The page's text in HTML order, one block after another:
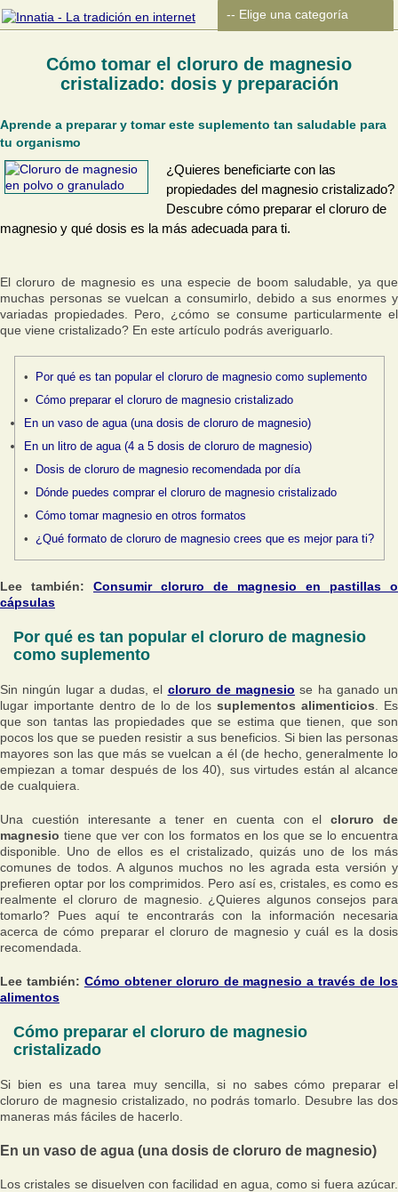
Cómo tomar el cloruro de magnesio
cristalizado: dosis y preparación
Aprende a preparar y tomar este suplemento tan saludable para
tu organismo
¿Quieres beneficiarte con las
propiedades del magnesio cristalizado?
Descubre cómo preparar el cloruro de
magnesio y qué dosis es la más adecuada para ti.
El cloruro de magnesio es una especie de boom saludable, ya que
muchas personas se vuelcan a consumirlo, debido a sus enormes y
variadas propiedades. Pero, ¿cómo se consume particularmente el
que viene cristalizado? En este artículo podrás averiguarlo.
Por qué es tan popular el cloruro de magnesio como suplemento
Cómo preparar el cloruro de magnesio cristalizado
En un vaso de agua (una dosis de cloruro de magnesio)
En un litro de agua (4 a 5 dosis de cloruro de magnesio)
Dosis de cloruro de magnesio recomendada por día
Dónde puedes comprar el cloruro de magnesio cristalizado
Cómo tomar magnesio en otros formatos
¿Qué formato de cloruro de magnesio crees que es mejor para ti?
Lee también: Consumir cloruro de magnesio en pastillas o
cápsulas
Por qué es tan popular el cloruro de magnesio
como suplemento
Sin ningún lugar a dudas, el cloruro de magnesio se ha ganado un
lugar importante dentro de lo de los suplementos alimenticios . Es
que son tantas las propiedades que se estima que tienen, que son
pocos los que se pueden resistir a sus beneficios. Si bien las personas
mayores son las que más se vuelcan a él (de hecho, generalmente lo
empiezan a tomar después de los 40), sus virtudes están al alcance
de cualquiera.
Una cuestión interesante a tener en cuenta con elcloruro de
magnesio tiene que ver con los formatos en los que se lo encuentra
disponible. Uno de ellos es el cristalizado, quizás uno de los más
comunes de todos. A algunos muchos no les agrada esta versión y
prefieren optar por los comprimidos. Pero así es, cristales, es como es
realmente el cloruro de magnesio. ¿Quieres algunos consejos para
tomarlo? Pues aquí te encontrarás con la información necesaria
acerca de cómo preparar el cloruro de magnesio y cuál es la dosis
recomendada.
Lee también: Cómo obtener cloruro de magnesio a través de los
alimentos
Cómo preparar el cloruro de magnesio
cristalizado
Si bien es una tarea muy sencilla, si no sabes cómo preparar el
cloruro de magnesio cristalizado, no podrás tomarlo. Desubre las dos
maneras más fáciles de hacerlo.
En un vaso de agua (una dosis de cloruro de magnesio)
Los cristales se disuelven con facilidad en agua, como si fuera azúcar.